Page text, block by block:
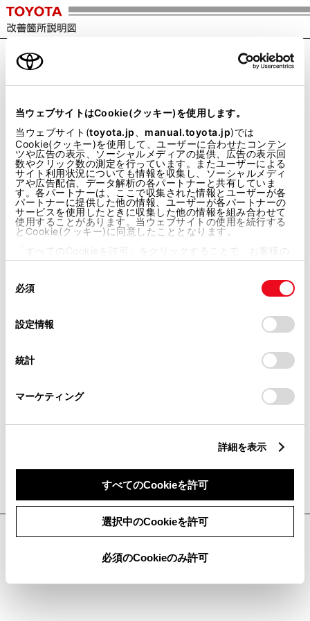
当ウェブサイトはCookie(クッキー)を使用します。
当ウェブサイト(toyota.jp manual.toyota.jp)では
Cookie(クッキー)を使用して、ユーザーに合わせたコンテン
ツや広告の表示、ソーシャルメディアの提供、広告の表示回
数やクリック数の測定を行っています。またユーザーによる
サイト利用状況についても情報を収集し、ソーシャルメディ
アや広告配信、データ解析の各パートナーと共有していま
す。各パートナーは、ここで収集された情報とユーザーが各
パートナーに提供した他の情報、ユーザーが各パートナーの
サービスを使用したときに収集した他の情報を組み合わせて
使用することがあります。当ウェブサイトの使用を続行する
とCookie(クッキー)に同意したこととなります。
「すべてのCookieを許可」をクリックすることで、お客様の
デバイスにすべてのCookie(クッキー)が保存されることに同
設定の変更、同意を撤回したりするにあたっては、当社の
「Cookie（クッキー）情報の取り扱いについて
」をご覧くだ
必須
設定情報
統計
マーケティング
詳細を表示
すべてのCookieを許可
選択中のCookieを許可
必須のCookieのみ許可